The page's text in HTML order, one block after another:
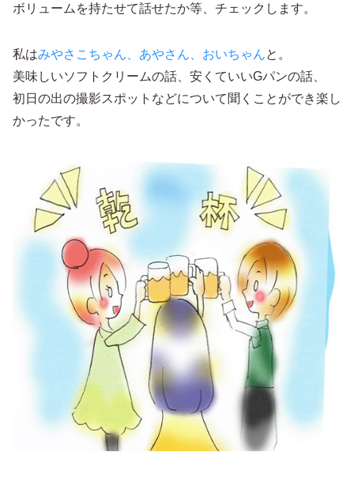
ボリュームを持たせて話せたか等、チェックします。
私はみやさこちゃん、あやさん、おいちゃんと。
美味しいソフトクリームの話、安くていいGパンの話、
初日の出の撮影スポットなどについて聞くことができ楽し
かったです。